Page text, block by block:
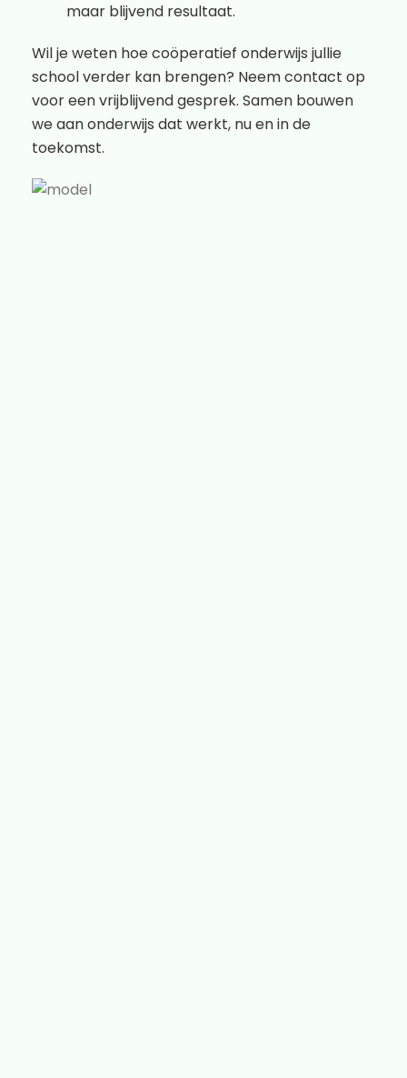
maar blijvend resultaat.
Wil je weten hoe coöperatief onderwijs jullie
school verder kan brengen? Neem contact op
voor een vrijblijvend gesprek. Samen bouwen
we aan onderwijs dat werkt, nu en in de
toekomst.